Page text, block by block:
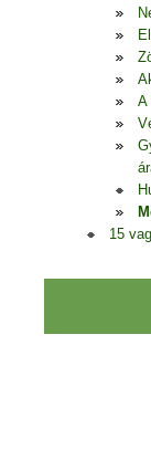
A
15